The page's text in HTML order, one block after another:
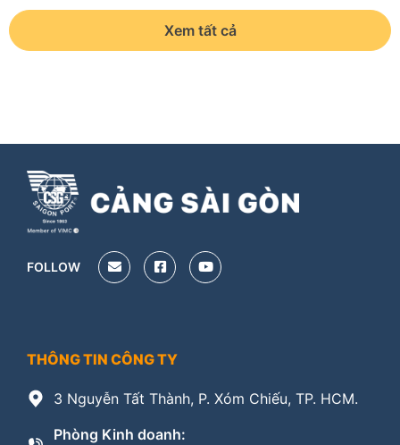
Xem tất cả
FOLLOW
THÔNG TIN CÔNG TY
3 Nguyễn Tất Thành, P. Xóm Chiếu, TP. HCM.
Phòng Kinh doanh: